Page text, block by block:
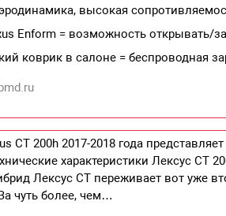
высокая
Enform = возможность открывать/
коврик в салоне = беспроводная
CT 200h 2017-2018 года
характеристики Лексус СТ
Лексус СТ переживает вот уже
чуть более, чем…